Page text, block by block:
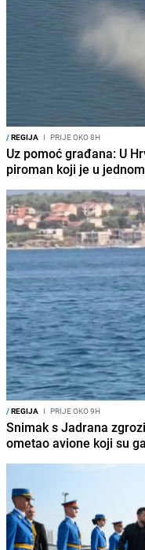
/REGIJA I PRIJE OKO 8H
Uz pomoć građana: U
piroman koji je u
/REGIJA I PRIJE OKO 9H
Snimak s Jadrana
ometao avione koji su